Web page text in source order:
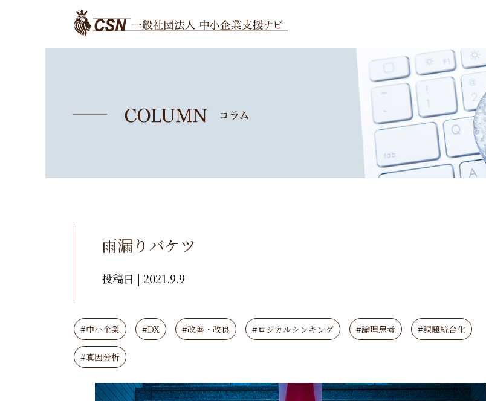
雨漏りバケツ
投稿日 | 2021.9.9
#中小企業 #DX #改善・改良 #ロジカルシンキング #論理思考 #課題統合化
#真因分析